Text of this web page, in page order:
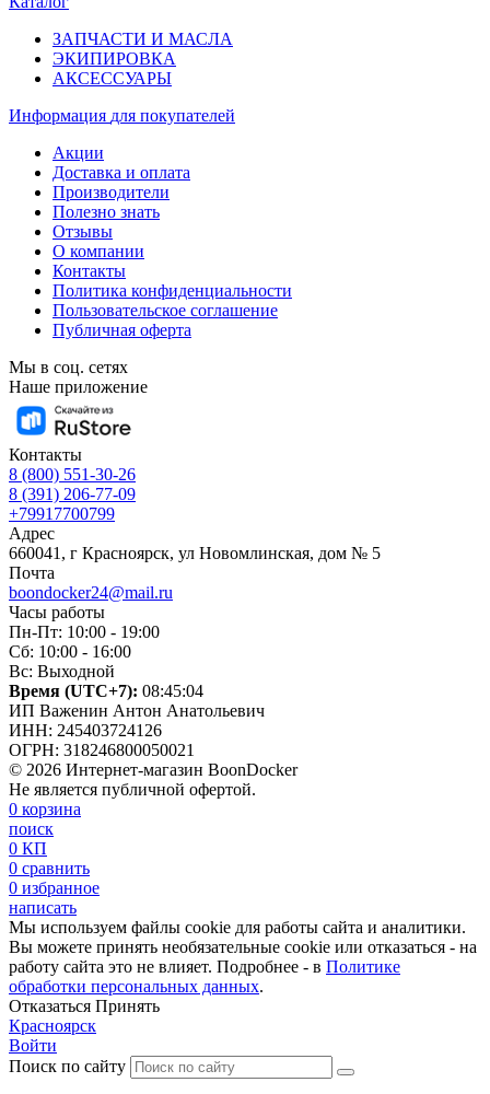
ЗАПЧАСТИ И МАСЛА
ЭКИПИРОВКА
АКСЕССУАРЫ
Информация для покупателей
Акции
Доставка и оплата
Производители
Полезно знать
Отзывы
О компании
Контакты
Политика конфиденциальности
Пользовательское соглашение
Публичная оферта
Мы в соц. сетях
Наше приложение
Контакты
8 (800) 551-30-26
8 (391) 206-77-09
+79917700799
Адрес
660041, г Красноярск, ул Новомлинская, дом № 5
Почта
boondocker24@mail.ru
Часы работы
Пн-Пт: 10:00 - 19:00
Сб: 10:00 - 16:00
Вс: Выходной
Время (UTC+7): 08:45:05
ИП Важенин Антон Анатольевич
ИНН: 245403724126
ОГРН: 318246800050021
© 2026 Интернет-магазин BoonDocker
Не является публичной офертой.
0 корзина
поиск
0 КП
0 сравнить
0 избранное
написать
Мы используем файлы cookie для работы сайта и аналитики.
Вы можете принять необязательные cookie или отказаться - на
работу сайта это не влияет. Подробнее - в Политике
обработки персональных данных.
Отказаться Принять
Красноярск
Войти
Поиск по сайту